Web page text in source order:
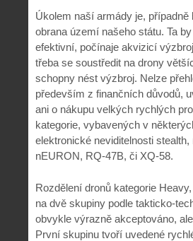
Úkolem naší armády je,
obrana území našeho státu. Ta
efektivní, počínaje akvizicí
třeba se soustředit na drony
schopny nést výzbroj. Nelze
především z finančních důvodů,
ani o nákupu velkých rychlých
kategorie, vybavených v
elektronické neviditelnosti stealth,
nEURON, RQ-47B, či XQ-58.
Rozdělení dronů kategorie
na dvě skupiny podle takticko-
obvykle výrazně akceptováno,
První skupinu tvoří uvedené